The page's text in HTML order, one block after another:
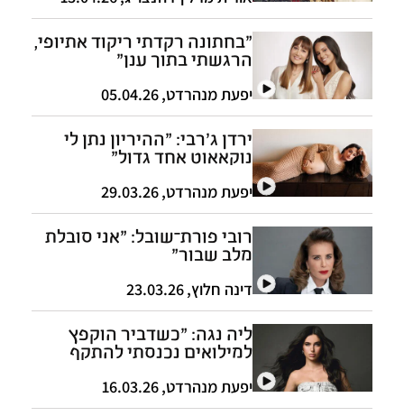
"בחתונה רקדתי ריקוד אתיופי,
הרגשתי בתוך ענן"
יפעת מנהרדט,
05.04.26
ירדן ג'רבי: "ההיריון נתן לי
נוקאאוט אחד גדול"
יפעת מנהרדט,
29.03.26
רובי פורת־שובל: "אני סובלת
מלב שבור"
דינה חלוץ,
23.03.26
ליה נגה: "כשדביר הוקפץ
למילואים נכנסתי להתקף
יפעת מנהרדט,
16.03.26